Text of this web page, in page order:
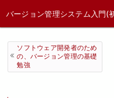
バージョン管理システム入門(
ソフトウェア開発者のため
の、バージョン管理の基礎
勉強